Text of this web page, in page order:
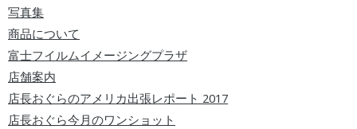
写真集
商品について
富士フイルムイメージングプラザ
店舗案内
店長おぐらのアメリカ出張レポート 2017
店長おぐら今月のワンショット